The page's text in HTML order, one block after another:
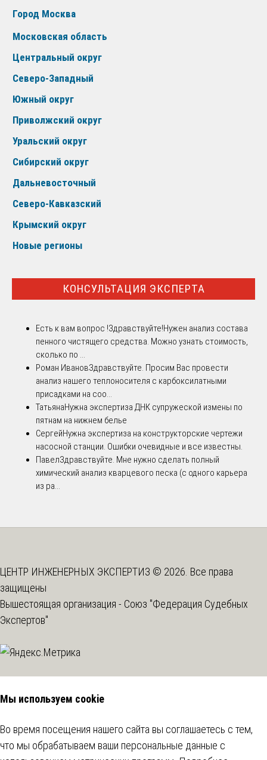
Город Москва
Московская область
Центральный округ
Северо-Западный
Южный округ
Приволжский округ
Уральский округ
Сибирский округ
Дальневосточный
Северо-Кавказский
Крымский округ
Новые регионы
КОНСУЛЬТАЦИЯ ЭКСПЕРТА
Есть к вам вопрос !Здравствуйте!Нужен анализ состава
пенного чистящего средства. Можно узнать стоимость,
сколько по ...
Роман ИвановЗдравствуйте. Просим Вас провести
анализ нашего теплоносителя с карбоксилатными
присадками на соо...
ТатьянаНужна экспертиза ДНК супружеской измены по
пятнам на нижнем белье
СергейНужна экспертиза на конструкторские чертежи
насосной станции. Ошибки очевидные и все известны.
ПавелЗдравствуйте. Мне нужно сделать полный
химический анализ кварцевого песка (с одного карьера
из ра...
ЦЕНТР ИНЖЕНЕРНЫХ ЭКСПЕРТИЗ © 2026. Все права
защищены
Вышестоящая организация - Союз "Федерация Судебных
Экспертов"
Мы используем cookie
Во время посещения нашего сайта вы соглашаетесь с тем,
что мы обрабатываем ваши персональные данные с